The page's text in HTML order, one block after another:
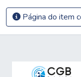
Página do item